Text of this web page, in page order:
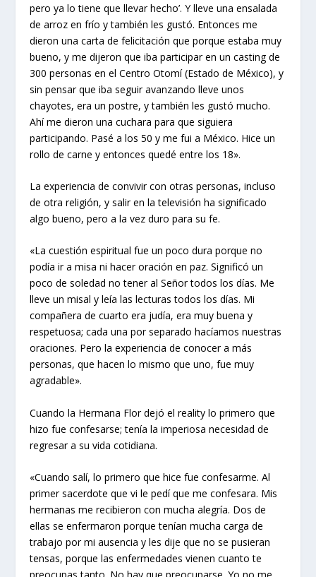
pero ya lo tiene que llevar hecho’. Y lleve una ensalada
de arroz en frío y también les gustó. Entonces me
dieron una carta de felicitación que porque estaba muy
bueno, y me dijeron que iba participar en un casting de
300 personas en el Centro Otomí (Estado de México), y
sin pensar que iba seguir avanzando lleve unos
chayotes, era un postre, y también les gustó mucho.
Ahí me dieron una cuchara para que siguiera
participando. Pasé a los 50 y me fui a México. Hice un
rollo de carne y entonces quedé entre los 18».
La experiencia de convivir con otras personas, incluso
de otra religión, y salir en la televisión ha significado
algo bueno, pero a la vez duro para su fe.
«La cuestión espiritual fue un poco dura porque no
podía ir a misa ni hacer oración en paz. Significó un
poco de soledad no tener al Señor todos los días. Me
lleve un misal y leía las lecturas todos los días. Mi
compañera de cuarto era judía, era muy buena y
respetuosa; cada una por separado hacíamos nuestras
oraciones. Pero la experiencia de conocer a más
personas, que hacen lo mismo que uno, fue muy
agradable».
Cuando la Hermana Flor dejó el reality lo primero que
hizo fue confesarse; tenía la imperiosa necesidad de
regresar a su vida cotidiana.
«Cuando salí, lo primero que hice fue confesarme. Al
primer sacerdote que vi le pedí que me confesara. Mis
hermanas me recibieron con mucha alegría. Dos de
ellas se enfermaron porque tenían mucha carga de
trabajo por mi ausencia y les dije que no se pusieran
tensas, porque las enfermedades vienen cuanto te